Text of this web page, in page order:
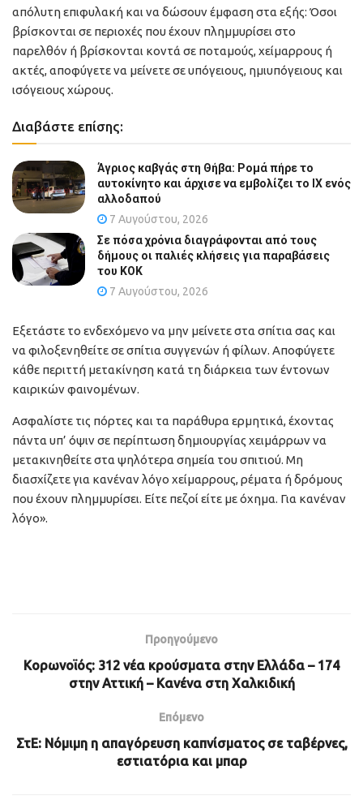
απόλυτη επιφυλακή και να δώσουν έμφαση στα εξής: Όσοι
βρίσκονται σε περιοχές που έχουν πλημμυρίσει στο
παρελθόν ή βρίσκονται κοντά σε ποταμούς, χείμαρρους ή
ακτές, αποφύγετε να μείνετε σε υπόγειους, ημιυπόγειους και
ισόγειους χώρους.
Διαβάστε επίσης:
Άγριος καβγάς στη Θήβα: Ρομά πήρε το
αυτοκίνητο και άρχισε να εμβολίζει το ΙΧ ενός
αλλοδαπού
7 Αυγούστου, 2026
Σε πόσα χρόνια διαγράφονται από τους
δήμους οι παλιές κλήσεις για παραβάσεις
του ΚΟΚ
7 Αυγούστου, 2026
Εξετάστε το ενδεχόμενο να μην μείνετε στα σπίτια σας και
να φιλοξενηθείτε σε σπίτια συγγενών ή φίλων. Αποφύγετε
κάθε περιττή μετακίνηση κατά τη διάρκεια των έντονων
καιρικών φαινομένων.
Ασφαλίστε τις πόρτες και τα παράθυρα ερμητικά, έχοντας
πάντα υπ’ όψιν σε περίπτωση δημιουργίας χειμάρρων να
μετακινηθείτε στα ψηλότερα σημεία του σπιτιού. Μη
διασχίζετε για κανέναν λόγο χείμαρρους, ρέματα ή δρόμους
που έχουν πλημμυρίσει. Είτε πεζοί είτε με όχημα. Για κανέναν
λόγο».
Προηγούμενο
Κορωνοϊός: 312 νέα κρούσματα στην Ελλάδα – 174
στην Αττική – Κανένα στη Χαλκιδική
Επόμενο
ΣτΕ: Νόμιμη η απαγόρευση καπνίσματος σε ταβέρνες,
εστιατόρια και μπαρ